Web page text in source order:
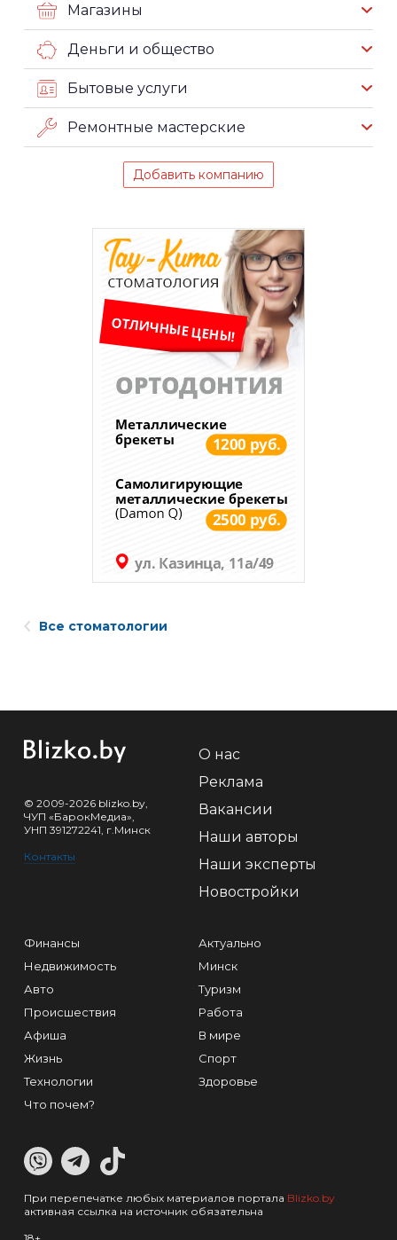
Магазины
Деньги и общество
Бытовые услуги
Ремонтные мастерские
Добавить компанию
Все стоматологии
© 2009-2026 blizko.by,
ЧУП «БарокМедиа»,
УНП 391272241, г.Минск
Контакты
О нас
Реклама
Вакансии
Наши авторы
Наши эксперты
Новостройки
Финансы
Недвижимость
Авто
Происшествия
Афиша
Жизнь
Технологии
Что почем?
Актуально
Минск
Туризм
Работа
В мире
Спорт
Здоровье
При перепечатке любых материалов портала Blizko.by
активная ссылка на источник обязательна